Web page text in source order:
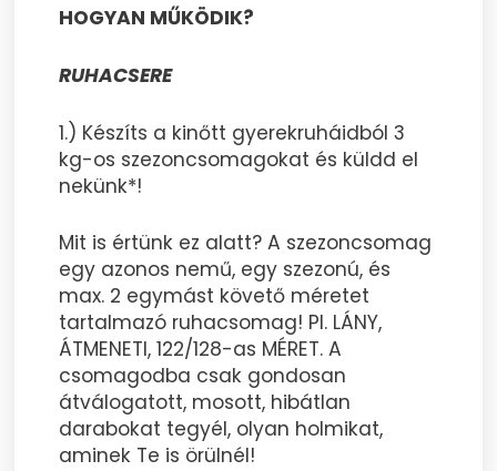
HOGYAN MŰKÖDIK?
RUHACSERE
1.) Készíts a kinőtt gyerekruháidból 3
kg-os szezoncsomagokat és küldd el
nekünk*!
Mit is értünk ez alatt? A szezoncsomag
egy azonos nemű, egy szezonú, és
max. 2 egymást követő méretet
tartalmazó ruhacsomag! Pl. LÁNY,
ÁTMENETI, 122/128-as MÉRET. A
csomagodba csak gondosan
átválogatott, mosott, hibátlan
darabokat tegyél, olyan holmikat,
aminek Te is örülnél!